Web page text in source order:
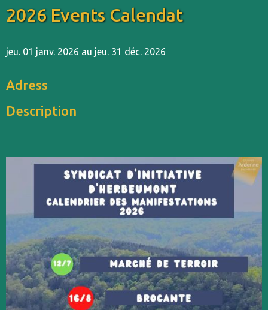
2026 Events Calendat
jeu. 01 janv. 2026 au jeu. 31 déc. 2026
Adress
Description